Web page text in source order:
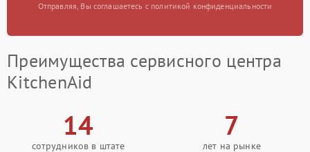
Отправляя, Вы соглашаетесь с политикой конфиденциальности
Преимущества сервисного центра
KitchenAid
14
сотрудников в штате
7
лет на рынке